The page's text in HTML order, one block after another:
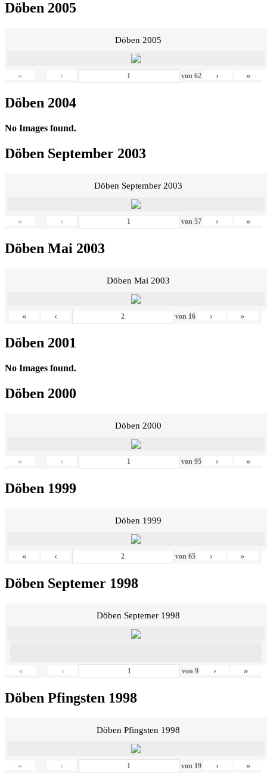
Döben 2005
Döben 2005
« ‹ von 62 › »
Döben 2004
No Images found.
Döben September 2003
Döben September 2003
« ‹ von 57 › »
Döben Mai 2003
Döben Mai 2003
« ‹ von 16 › »
Döben 2001
No Images found.
Döben 2000
Döben 2000
« ‹ von 95 › »
Döben 1999
Döben 1999
« ‹ von 65 › »
Döben Septemer 1998
Döben Septemer 1998
« ‹ von9 › »
Döben Pfingsten 1998
Döben Pfingsten 1998
« ‹ von 19 › »